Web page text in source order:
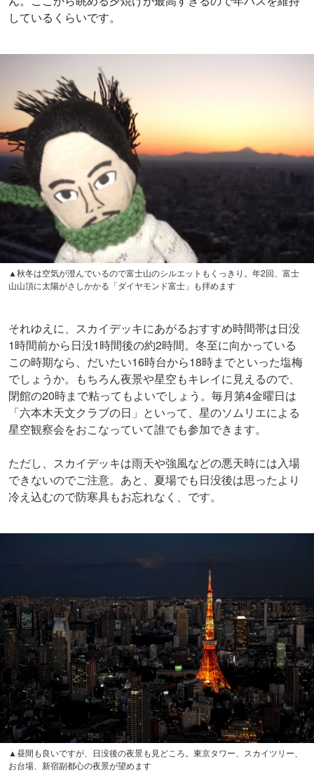
しているくらいです。
▲秋冬は空気が澄んでいるので富士山のシルエットもくっきり。年2回、富士
山山頂に太陽がさしかかる「ダイヤモンド富士」も拝めます
それゆえに、スカイデッキにあがるおすすめ時間帯は日没
1時間前から日没1時間後の約2時間。冬至に向かっている
この時期なら、だいたい16時台から18時までといった塩梅
でしょうか。もちろん夜景や星空もキレイに見えるので、
閉館の20時まで粘ってもよいでしょう。毎月第4金曜日は
「六本木天文クラブの日」といって、星のソムリエによる
星空観察会をおこなっていて誰でも参加できます。
ただし、スカイデッキは雨天や強風などの悪天時には入場
できないのでご注意。あと、夏場でも日没後は思ったより
冷え込むので防寒具もお忘れなく、です。
▲昼間も良いですが、日没後の夜景も見どころ。東京タワー、スカイツリー、
お台場、新宿副都心の夜景が望めます